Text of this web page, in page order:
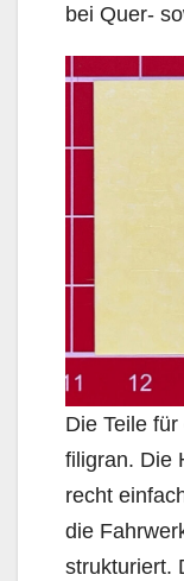
bei Quer-
Die Teile
filigran. Die
recht
die
strukturiert.